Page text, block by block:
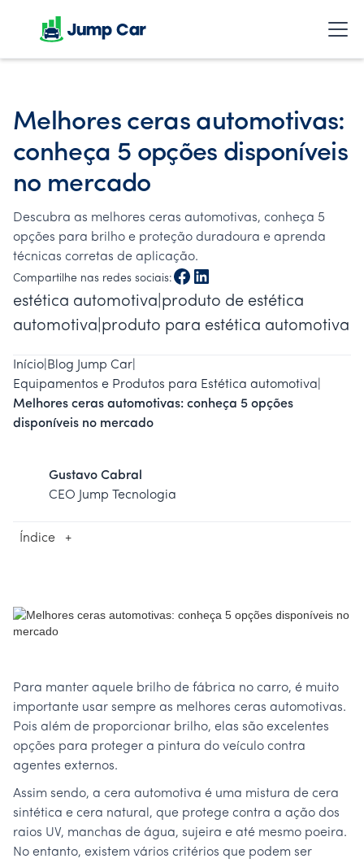
Melhores ceras automotivas:
conheça 5 opções disponíveis
no mercado
Descubra as melhores ceras automotivas, conheça 5
opções para brilho e proteção duradoura e aprenda
técnicas corretas de aplicação.
Compartilhe nas redes sociais:
estética automotiva|produto de estética
automotiva|produto para estética automotiva
Início Blog Jump Car
Equipamentos e Produtos para Estética automotiva
Melhores ceras automotivas: conheça 5 opções
disponíveis no mercado
Gustavo Cabral
CEO Jump Tecnologia
Índice +
Para manter aquele brilho de fábrica no carro, é muito
importante usar sempre as melhores ceras automotivas.
Pois além de proporcionar brilho, elas são excelentes
opções para proteger a pintura do veículo contra
agentes externos.
Assim sendo, a cera automotiva é uma mistura de cera
sintética e cera natural, que protege contra a ação dos
raios UV, manchas de água, sujeira e até mesmo poeira.
No entanto, existem vários critérios que podem ser